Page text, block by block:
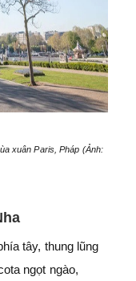
xuân Paris, Pháp (Ảnh:
tây, thung lũng
ngọt ngào,